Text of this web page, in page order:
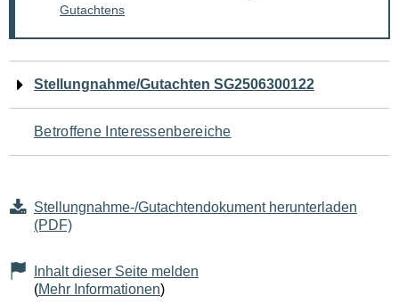
Gutachtens
Navigation
für
den
Seiteninhalt
Stellungnahme/Gutachten SG2506300122
Betroffene Interessenbereiche
Stellungnahme-/Gutachtendokument herunterladen
(PDF)
Inhalt dieser Seite melden
(Mehr Informationen)